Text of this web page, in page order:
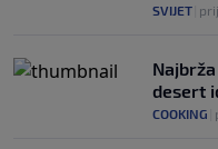
SVIJET
desert
COOKING